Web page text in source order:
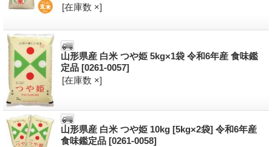
[在庫数 ×]
山形県産 白米 つや姫 5kg×1袋 令和6年産 食味鑑
定品 [0261-0057]
[在庫数 ×]
山形県産 白米 つや姫 10kg [5kg×2袋] 令和6年産
食味鑑定品 [0261-0058]